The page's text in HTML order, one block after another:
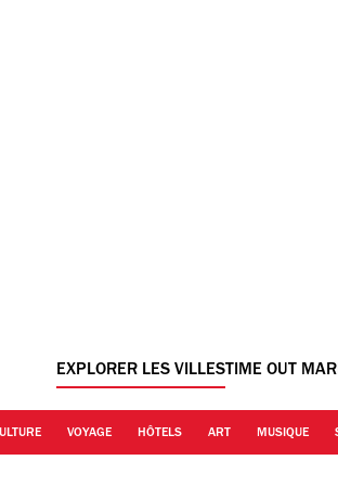
EXPLORER LES VILLESTIME OUT
VOYAGE HÔTELS ART MUSIQUE